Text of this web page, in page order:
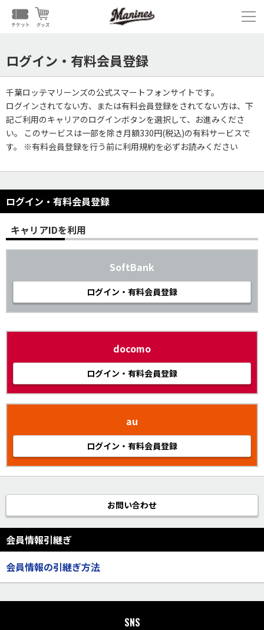
ログイン・有料会員登録
千葉ロッテマリーンズの公式スマートフォンサイトです。
ログインされてない方、または有料会員登録をされてない方は、下
記ご利用のキャリアのログインボタンを選択して、お進みくださ
い。 このサービスは一部を除き月額330円(税込)の有料サービスで
す。 ※有料会員登録を行う前に利用規約を必ずお読みください
ログイン・有料会員登録
キャリアIDを利用
SoftBank
ログイン・有料会員登録
docomo
ログイン・有料会員登録
au
ログイン・有料会員登録
お問い合わせ
会員情報引継ぎ
会員情報の引継ぎ方法
SNS